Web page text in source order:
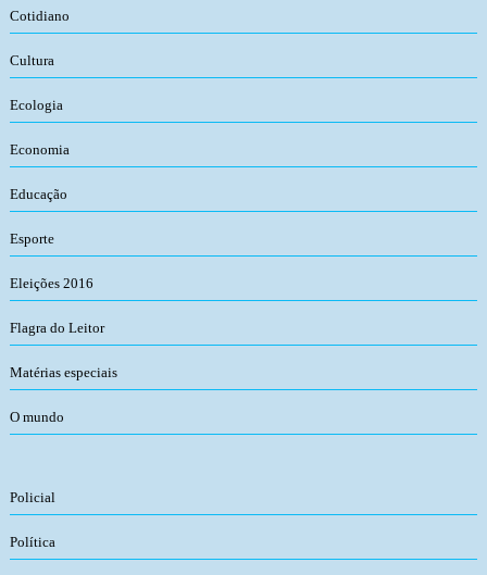
Cotidiano
Cultura
Ecologia
Economia
Educação
Esporte
Eleições 2016
Flagra do Leitor
Matérias especiais
O mundo
Policial
Política